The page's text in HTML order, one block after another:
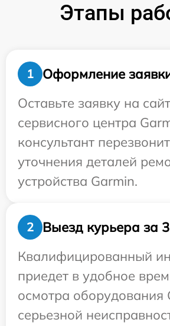
Этапы
1
Оформление
Оставьте заявку на
сервисного центра
консультант
уточнения деталей
устройства Garmin.
2
Выезд курьера за
Квалифицированный
приедет в удобное
осмотра оборудования
серьезной